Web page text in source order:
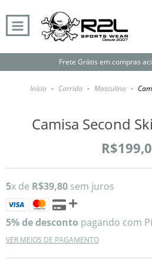
Frete Grátis em compras
Início - Corrida - Masculino -
Camisa Second
5x de R$39,80 sem juros
5% de desconto pagando com
VER MEIOS DE PAGAMENTO